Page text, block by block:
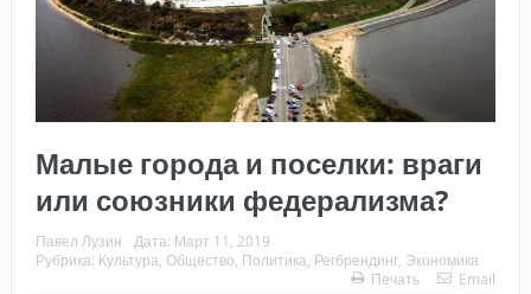
Малые города и поселки: враги
или союзники федерализма?
Павел Лузин Дата: Март 11, 2019
Рубрика: Культура Общество Политика Регбрендинг, Экономика
Печать
Email